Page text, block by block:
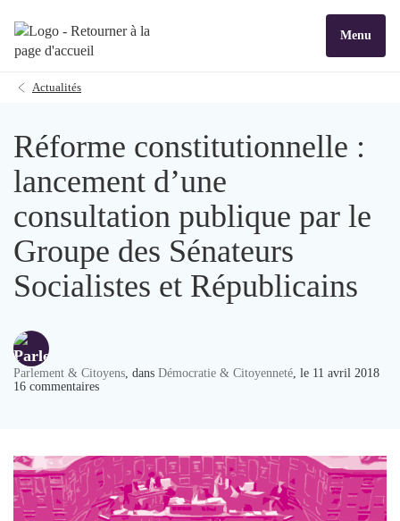
Menu
Actualités
Réforme constitutionnelle :
lancement d’une
consultation publique par le
Groupe des Sénateurs
Socialistes et Républicains
Parlement & Citoyens, dans Démocratie & Citoyenneté, le 11 avril 2018
16 commentaires